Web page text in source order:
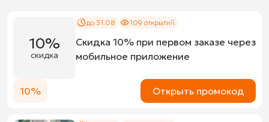
10%
скидка
до 31.08 109 открытий
Скидка 10% при первом заказе через
мобильное приложение
10% Открыть промокод